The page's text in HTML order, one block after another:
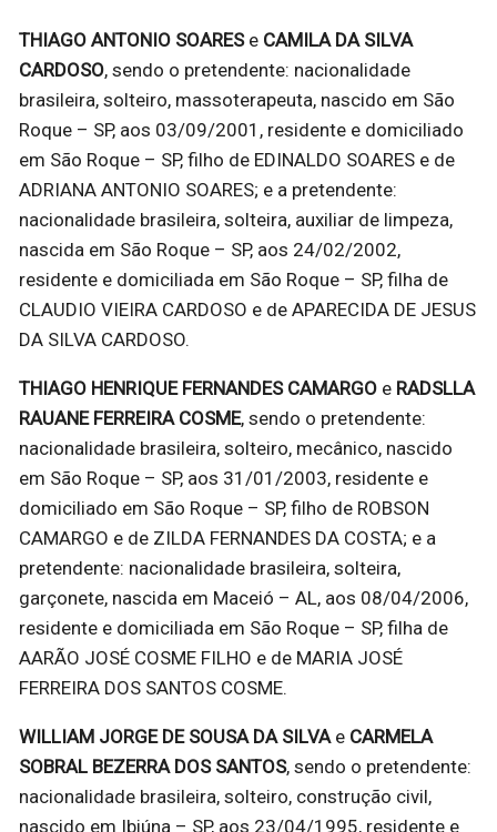
THIAGO ANTONIO SOARESe CAMILA DA SILVA
CARDOSO, sendo o pretendente: nacionalidade
brasileira, solteiro, massoterapeuta, nascido em São
Roque – SP, aos 03/09/2001, residente e domiciliado
em São Roque – SP, filho de EDINALDO SOARES e de
ADRIANA ANTONIO SOARES; e a pretendente:
nacionalidade brasileira, solteira, auxiliar de limpeza,
nascida em São Roque – SP, aos 24/02/2002,
residente e domiciliada em São Roque – SP, filha de
CLAUDIO VIEIRA CARDOSO e de APARECIDA DE JESUS
DA SILVA CARDOSO.
THIAGO HENRIQUE FERNANDES CAMARGO e RADSLLA
RAUANE FERREIRA COSME, sendo o pretendente:
nacionalidade brasileira, solteiro, mecânico, nascido
em São Roque – SP, aos 31/01/2003, residente e
domiciliado em São Roque – SP, filho de ROBSON
CAMARGO e de ZILDA FERNANDES DA COSTA; e a
pretendente: nacionalidade brasileira, solteira,
garçonete, nascida em Maceió – AL, aos 08/04/2006,
residente e domiciliada em São Roque – SP, filha de
AARÃO JOSÉ COSME FILHO e de MARIA JOSÉ
FERREIRA DOS SANTOS COSME.
WILLIAM JORGE DE SOUSA DA SILVAe CARMELA
SOBRAL BEZERRA DOS SANTOS, sendo o pretendente:
nacionalidade brasileira, solteiro, construção civil,
nascido em Ibiúna – SP, aos 23/04/1995, residente e